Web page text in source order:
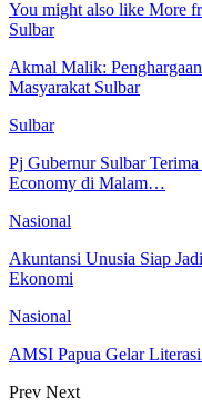
You might also like More
Sulbar
Akmal Malik:
Masyarakat Sulbar
Sulbar
Pj Gubernur Sulbar
Economy di Malam…
Nasional
Akuntansi Unusia Siap
Ekonomi
Nasional
AMSI Papua Gelar
Prev Next